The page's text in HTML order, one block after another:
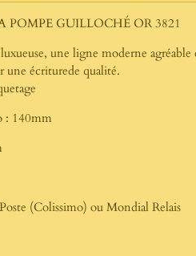
POMPE GUILLOCHÉ OR 3821
une ligne moderne agréable
une écriturede qualité.
: 140mm
(Colissimo) ou Mondial Relais